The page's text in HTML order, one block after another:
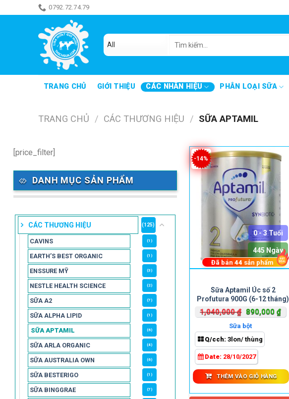
to
0792.72.74.79
kiếm:
TRANG CHỦ GIỚI THIỆU CÁC NHÃN HIỆU PHÂN LOẠI SỮA
TRANG CHỦ / CÁC THƯƠNG HIỆU / SỮA APTAMIL
[price_filter]
DANH MỤC SẢN PHẨM
CÁC THƯƠNG HIỆU (125)
CAVINS (1)
EARTH’S BEST ORGANIC (1)
ENSSURE MỸ (3)
NESTLE HEALTH SCIENCE (2)
SỮA A2 (7)
SỮA ALPHA LIPID (1)
SỮA APTAMIL (6)
SỮA ARLA ORGANIC (4)
SỮA AUSTRALIA OWN (6)
SỮA BESTERIGO (1)
SỮA BINGGRAE (7)
-14%
Sữa Aptamil Úc số 2
Profutura 900G (6-12 tháng)
1,040,000₫ Giá
gốc
là:
1,040,000 ₫.
890,000 ₫Giá
Sữa bột
Q/cch: 3lon/ thùng
Date: 28/10/2027
0 - 3 Tuổi
445 Ngày
Đã bán44 sản phẩm
THÊM VÀO GIỎ HÀNG